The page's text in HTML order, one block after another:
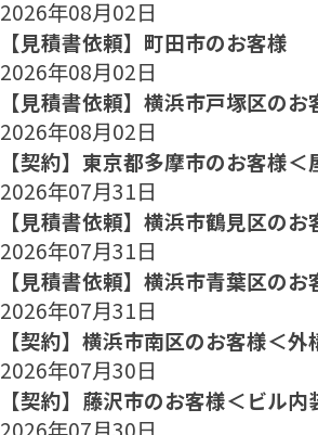
2026年08月02日
【見積書依頼】町田市のお客様
2026年08月02日
【見積書依頼】横浜市戸塚区のお
2026年08月02日
【契約】東京都多摩市のお客様
2026年07月31日
【見積書依頼】横浜市鶴見区のお
2026年07月31日
【見積書依頼】横浜市青葉区のお
2026年07月31日
【契約】横浜市南区のお客様＜外
2026年07月30日
【契約】藤沢市のお客様＜ビル